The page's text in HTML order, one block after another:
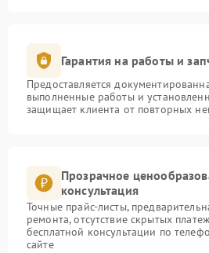
Гарантия на работы и
Предоставляется
выполненные работы и
защищает клиента от повторных
Прозрачное
консультация
Точные прайс-листы,
ремонта, отсутствие скрытых
бесплатной консультации по
сайте